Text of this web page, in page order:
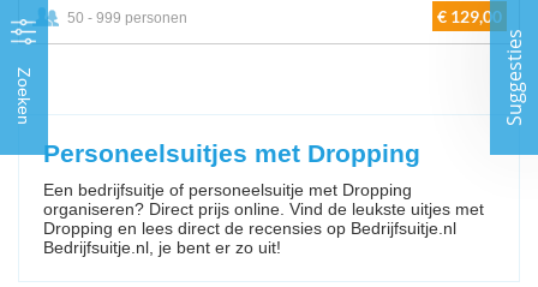
Zoeken
50 - 999 personen € 129,00
Personeelsuitjes met Dropping
Een bedrijfsuitje of personeelsuitje met Dropping
organiseren? Direct prijs online. Vind de leukste uitjes met
Dropping en lees direct de recensies op Bedrijfsuitje.nl
Bedrijfsuitje.nl, je bent er zo uit!
Suggesties